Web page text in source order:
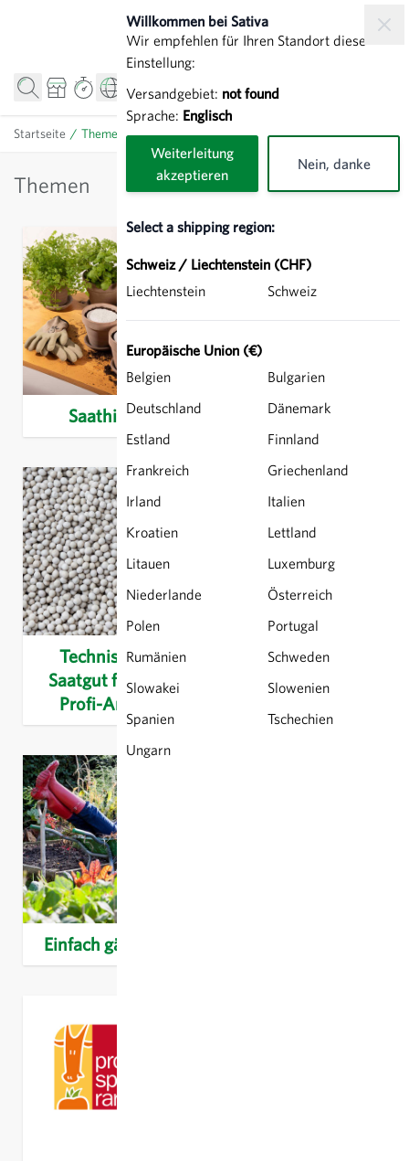
Willkommen bei Sativa
Wir empfehlen für Ihren Standort diese
Einstellung:
Versandgebiet: not found
Sprache: Englisch
Weiterleitung
akzeptieren
Nein, danke
Select a shipping region:
Schweiz / Liechtenstein (CHF)
Liechtenstein
Schweiz
Europäische Union (€)
Belgien
Bulgarien
Deutschland
Dänemark
Estland
Finnland
Frankreich
Griechenland
Irland
Italien
Kroatien
Lettland
Litauen
Luxemburg
Niederlande
Österreich
Polen
Portugal
Rumänien
Schweden
Slowakei
Slowenien
Spanien
Tschechien
Ungarn
Startseite / Themen
Themen
Saathilfen Herbstaussaaten
Technisches
Saatgut für den
Profi-Anbau
Insekten- und
Bienenfreundliche
Einfach gärtnern